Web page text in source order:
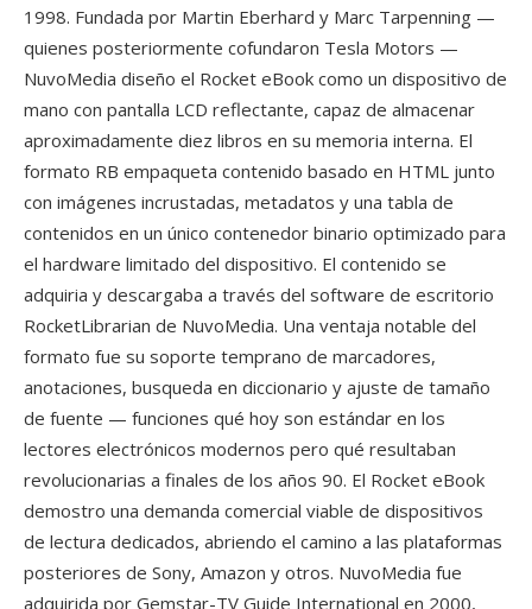
1998. Fundada por Martin Eberhard y Marc Tarpenning —
quienes posteriormente cofundaron Tesla Motors —
NuvoMedia diseño el Rocket eBook como un dispositivo de
mano con pantalla LCD reflectante, capaz de almacenar
aproximadamente diez libros en su memoria interna. El
formato RB empaqueta contenido basado en HTML junto
con imágenes incrustadas, metadatos y una tabla de
contenidos en un único contenedor binario optimizado para
el hardware limitado del dispositivo. El contenido se
adquiria y descargaba a través del software de escritorio
RocketLibrarian de NuvoMedia. Una ventaja notable del
formato fue su soporte temprano de marcadores,
anotaciones, busqueda en diccionario y ajuste de tamaño
de fuente — funciones qué hoy son estándar en los
lectores electrónicos modernos pero qué resultaban
revolucionarias a finales de los años 90. El Rocket eBook
demostro una demanda comercial viable de dispositivos
de lectura dedicados, abriendo el camino a las plataformas
posteriores de Sony, Amazon y otros. NuvoMedia fue
adquirida por Gemstar-TV Guide International en 2000,